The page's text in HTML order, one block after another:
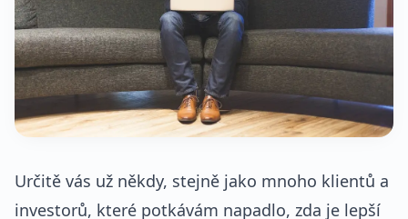
Určitě vás už někdy, stejně jako mnoho klientů a
investorů, které potkávám napadlo, zda je lepší